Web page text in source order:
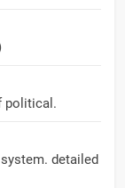
political.
detailed